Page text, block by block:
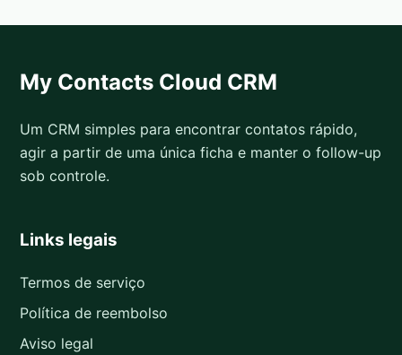
My Contacts Cloud CRM
Um CRM simples para encontrar contatos rápido,
agir a partir de uma única ficha e manter o follow-up
sob controle.
Links legais
Termos de serviço
Política de reembolso
Aviso legal